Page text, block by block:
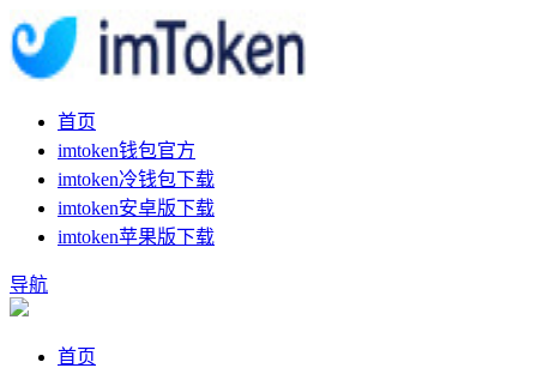
首页
imtoken钱包官方
imtoken冷钱包下载
imtoken安卓版下载
imtoken苹果版下载
导航
首页